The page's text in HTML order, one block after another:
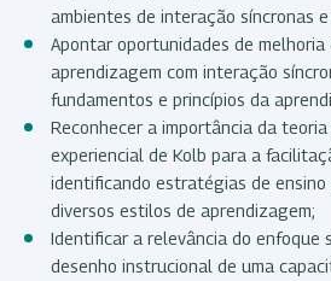
ambientes de interação síncronas e
Apontar oportunidades de melhoria
aprendizagem com interação
fundamentos e princípios da
Reconhecer a importância da
experiencial de Kolb para a
identificando estratégias de ensino
diversos estilos de aprendizagem;
Identificar a relevância do enfoque
desenho instrucional de uma